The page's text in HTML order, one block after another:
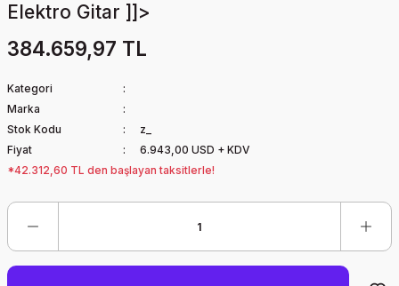
Elektro Gitar ]]>
384.659,97 TL
Kategori
Marka
Stok Kodu
z_
Fiyat
6.943,00 USD + KDV
*42.312,60 TL den başlayan taksitlerle!